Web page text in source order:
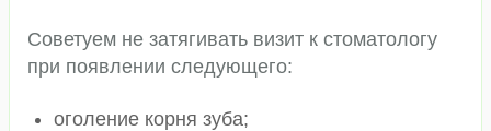
Советуем не затягивать визит к стоматологу
при появлении следующего:
оголение корня зуба;